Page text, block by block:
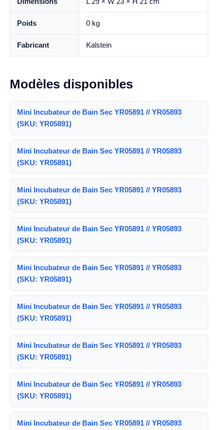
Poids 0 kg
Fabricant Kalstein
Modèles disponibles
Mini Incubateur de Bain Sec YR05891 // YR05893
(SKU: YR05891)
Mini Incubateur de Bain Sec YR05891 // YR05893
(SKU: YR05891)
Mini Incubateur de Bain Sec YR05891 // YR05893
(SKU: YR05891)
Mini Incubateur de Bain Sec YR05891 // YR05893
(SKU: YR05891)
Mini Incubateur de Bain Sec YR05891 // YR05893
(SKU: YR05891)
Mini Incubateur de Bain Sec YR05891 // YR05893
(SKU: YR05891)
Mini Incubateur de Bain Sec YR05891 // YR05893
(SKU: YR05891)
Mini Incubateur de Bain Sec YR05891 // YR05893
(SKU: YR05891)
Mini Incubateur de Bain Sec YR05891 // YR05893